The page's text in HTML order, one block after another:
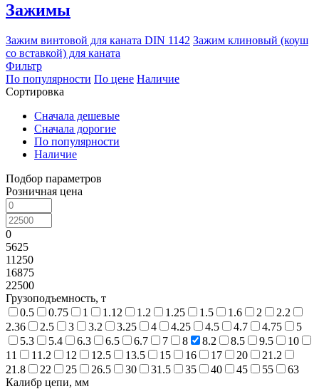
Зажимы
Зажим винтовой для каната DIN 1142 Зажим клиновый (коуш
со вставкой) для каната
Фильтр
По популярности По цене Наличие
Сортировка
Сначала дешевые
Сначала дорогие
По популярности
Наличие
Подбор параметров
Розничная цена
0
5625
11250
16875
22500
Грузоподъемность, т
0.5
0.75 1 1.12 1.2 1.25 1.5 1.6 2
2.2
2.36
2.5 3 3.2 3.25 4 4.25 4.5 4.7 4.75
5
5.3
5.4 6.3 6.5 6.7 7 8 8.2 8.5 9.5
10
11
11.2 12 12.5 13.5 15 16 17 20
21.2
21.8
22 25 26.5 30 31.5 35 40 45 55
63
Калибр цепи, мм